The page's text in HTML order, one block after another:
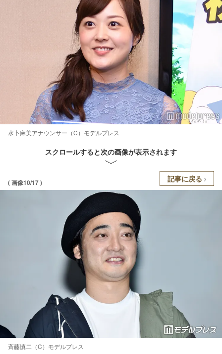
水卜麻美アナウンサー（C）モデルプレス
スクロールすると次の画像が表示されます
( 画像10/17 ) 記事に戻る
斉藤慎二（C）モデルプレス